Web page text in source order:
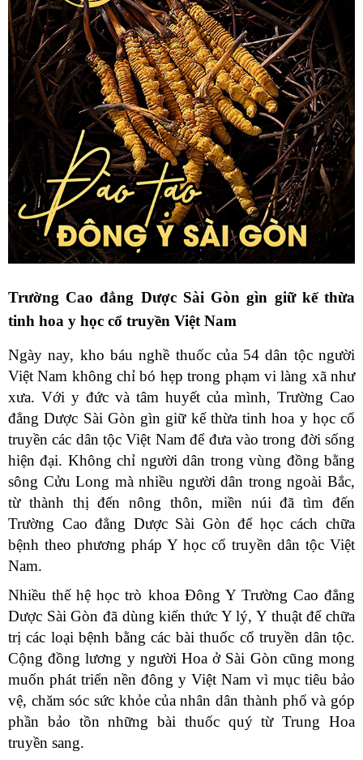
Trường Cao đẳng Dược Sài Gòn gìn giữ kế thừa
tinh hoa y học cổ truyền Việt Nam
Ngày nay, kho báu nghề thuốc của 54 dân tộc người
Việt Nam không chỉ bó hẹp trong phạm vi làng xã như
xưa. Với y đức và tâm huyết của mình, Trường Cao
đẳng Dược Sài Gòn gìn giữ kế thừa tinh hoa y học cổ
truyền các dân tộc Việt Nam để đưa vào trong đời sống
hiện đại. Không chỉ người dân trong vùng đồng bằng
sông Cửu Long mà nhiều người dân trong ngoài Bắc,
từ thành thị đến nông thôn, miền núi đã tìm đến
Trường Cao đẳng Dược Sài Gòn để học cách chữa
bệnh theo phương pháp Y học cổ truyền dân tộc Việt
Nam.
Nhiều thế hệ học trò khoa Đông Y Trường Cao đẳng
Dược Sài Gòn đã dùng kiến thức Y lý, Y thuật để chữa
trị các loại bệnh bằng các bài thuốc cổ truyền dân tộc.
Cộng đồng lương y người Hoa ở Sài Gòn cũng mong
muốn phát triển nền đông y Việt Nam vì mục tiêu bảo
vệ, chăm sóc sức khỏe của nhân dân thành phố và góp
phần bảo tồn những bài thuốc quý từ Trung Hoa
truyền sang.